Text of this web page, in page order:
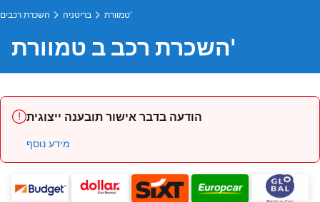
השכרת רכבים בריטניה טמוורת'
השכרת רכב ב טמוורת'
הודעה בדבר אישור תובענה ייצוגית
מידע נוסף